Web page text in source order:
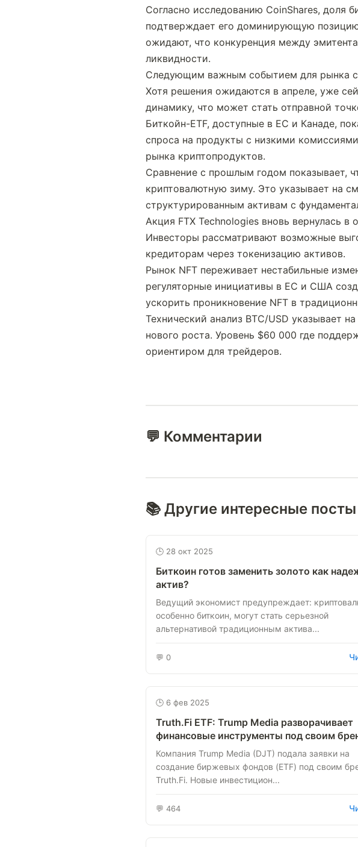
Согласно исследованию CoinShares, доля
подтверждает его доминирующую
ожидают, что конкуренция между
ликвидности.
Следующим важным событием для рынка
Хотя решения ожидаются в апреле, уже
динамику, что может стать отправной
Биткойн-ETF, доступные в ЕС и Канаде,
спроса на продукты с низкими
рынка криптопродуктов.
Сравнение с прошлым годом показывает,
криптовалютную зиму. Это указывает на
структурированным активам с
Акция FTX Technologies вновь вернулась в
Инвесторы рассматривают возможные
кредиторам через токенизацию активов.
Рынок NFT переживает нестабильные
регуляторные инициативы в ЕС и США
ускорить проникновение NFT в
Технический анализ BTC/USD указывает
нового роста. Уровень $60 000 где
ориентиром для трейдеров.
💬 Комментарии
📚 Другие интересные посты
🕒 28 окт 2025
Биткоин готов заменить золото как
актив?
Ведущий экономист предупреждает:
особенно биткоин, могут стать серьезной
альтернативой традиционным актива...
💬 0
🕒 6 фев 2025
Truth.Fi ETF: Trump Media разворачивает
финансовые инструменты под своим
Компания Trump Media (DJT) подала заявки на
создание биржевых фондов (ETF) под своим
Truth.Fi. Новые инвестицион...
💬 464